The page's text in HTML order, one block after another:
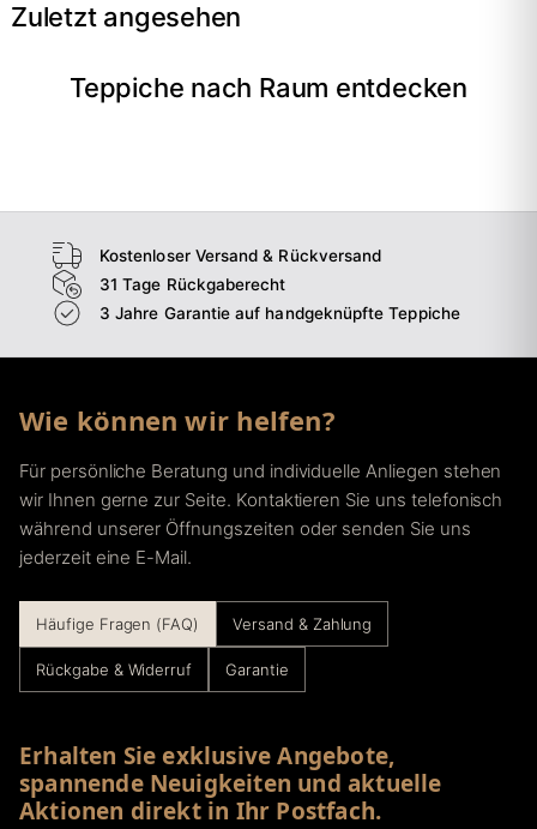
Zuletzt angesehen
Teppiche nach Raum entdecken
Wohnzimmer
Kostenloser Versand & Rückversand
31 Tage Rückgaberecht
3 Jahre Garantie auf handgeknüpfte Teppiche
Wie können wir helfen?
Für persönliche Beratung und individuelle Anliegen stehen
wir Ihnen gerne zur Seite. Kontaktieren Sie uns telefonisch
während unserer Öffnungszeiten oder senden Sie uns
jederzeit eine E-Mail.
Häufige Fragen (FAQ) Versand & Zahlung
Rückgabe & Widerruf Garantie
Erhalten Sie exklusive Angebote,
spannende Neuigkeiten und aktuelle
Aktionen direkt in Ihr Postfach.